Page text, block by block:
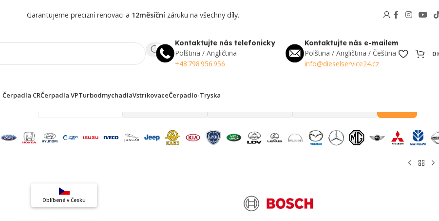
Garantujeme precizní renovaci a 12měsíčnízáruku na všechny díly.
Kontaktujte nás telefonicky
Polština / Angličtina
+48 798 956 956
Kontaktujte nás e-mailem
Polština / Angličtina / Čeština
info@dieselservice24.cz
0
Čerpadla CRČerpadla VPTurbodmychadlaVstrikovaceČerpadlo-Tryska
Oblíbené v Česku